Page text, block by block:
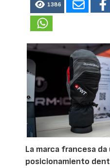
1386
La marca francesa da
posicionamiento